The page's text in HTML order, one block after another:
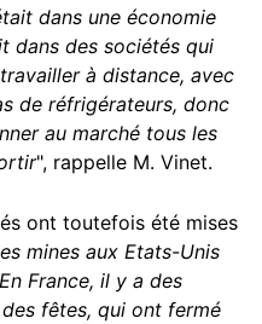
dans une économie
dans des sociétés qui
à distance, avec
de réfrigérateurs, donc
au marché tous les
", rappelle M. Vinet.
ont toutefois été mises
mines aux Etats-Unis
France, il y a des
fêtes, qui ont fermé